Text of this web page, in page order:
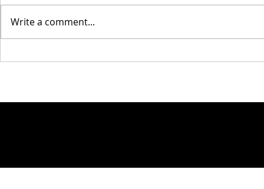
Tony Carlini Zundag
Write a comment...